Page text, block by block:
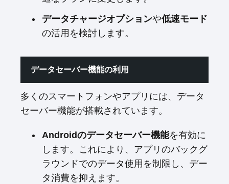
データチャージオプションや低速モード
の活用を検討します。
データセーバー機能の利用
多くのスマートフォンやアプリには、データ
セーバー機能が搭載されています。
Androidのデータセーバー機能を有効に
します。これにより、アプリのバックグ
ラウンドでのデータ使用を制限し、デー
タ消費を抑えます。